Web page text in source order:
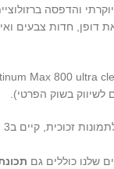
דופן, חדות צבעים
לשיווק בשוק הפרטי).
שלנו כוללים גם